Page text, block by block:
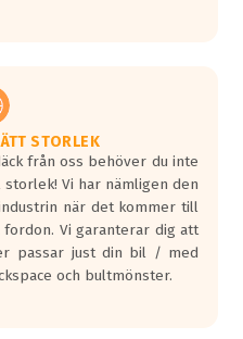
finnas
Hög
vågor
om det är
STORLEK
från oss behöver du inte
Vi har nämligen den
när det kommer till
Vi garanterar dig att
passar just din bil / med
och bultmönster.